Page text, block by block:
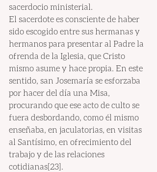
sacerdocio ministerial.
El sacerdote es consciente de haber
sido escogido entre sus hermanas y
hermanos para presentar al Padre la
ofrenda de la Iglesia, que Cristo
mismo asume y hace propia. En este
sentido, san Josemaría se esforzaba
por hacer del día una Misa,
procurando que ese acto de culto se
fuera desbordando, como él mismo
enseñaba, en jaculatorias, en visitas
al Santísimo, en ofrecimiento del
trabajo y de las relaciones
cotidianas[23].